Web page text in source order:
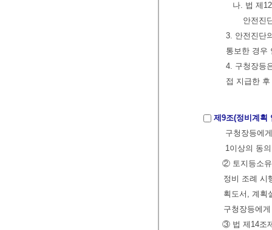
나. 법 제
안전진
3. 안전진단
통보한 경우
4. 구청장등
접 지급한
제9조(정비계획
구청장등에
1이상의 동
② 토지등소유
정비 조례 시
획도서, 계획
구청장등에
③ 법 제14조